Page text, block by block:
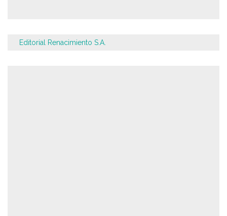
Editorial Renacimiento S.A.